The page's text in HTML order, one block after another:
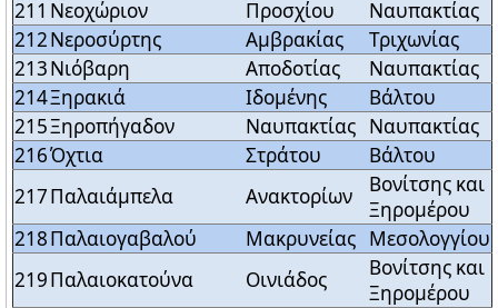
211 Νεοχώριον Προσχίου
Ναυπακτίας
212Νεροσύρτης Αμβρακίας
Τριχωνίας
213Νιόβαρη Αποδοτίας
Ναυπακτίας
214Ξηρακιά Ιδομένης
Βάλτου
215Ξηροπήγαδον Ναυπακτίας Ναυπακτίας
216Όχτια Στράτου
Βάλτου
217Παλαιάμπελα Ανακτορίων
Βονίτσης και
Ξηρομέρου
218Παλαιογαβαλού Μακρυνείας Μεσολογγίου
219Παλαιοκατούνα Οινιάδος
Βονίτσης και
Ξηρομέρου